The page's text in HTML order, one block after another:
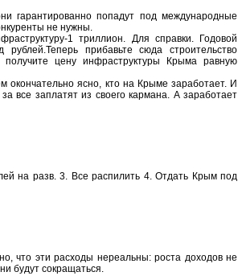
гарантированно попадут под международные
не нужны.
1 триллион. Для справки. Годовой
прибавьте сюда строительство
получите цену инфраструктуры Крыма равную
окончательно ясно, кто на Крыме заработает. И
все заплатят из своего кармана. А заработает
на разв. 3. Все распилить 4. Отдать Крым под
что эти расходы нереальны: роста доходов не
будут сокращаться.